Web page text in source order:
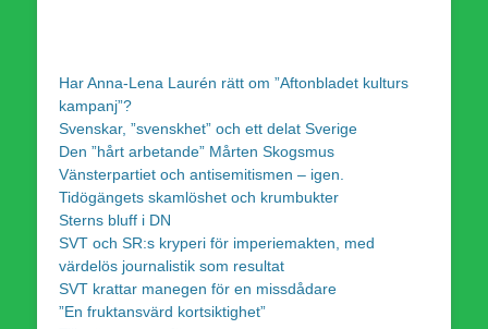
Har Anna-Lena Laurén rätt om ”Aftonbladet kulturs
kampanj”?
Svenskar, ”svenskhet” och ett delat Sverige
Den ”hårt arbetande” Mårten Skogsmus
Vänsterpartiet och antisemitismen – igen.
Tidögängets skamlöshet och krumbukter
Sterns bluff i DN
SVT och SR:s kryperi för imperiemakten, med
värdelös journalistik som resultat
SVT krattar manegen för en missdådare
”En fruktansvärd kortsiktighet”